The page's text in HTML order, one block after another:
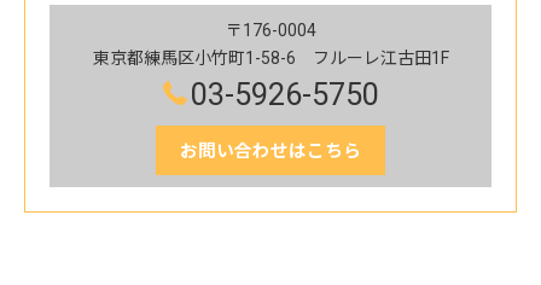
〒176-0004
東京都練馬区小竹町1-58-6 フルーレ江古田1F
03-5926-5750
お問い合わせはこちら